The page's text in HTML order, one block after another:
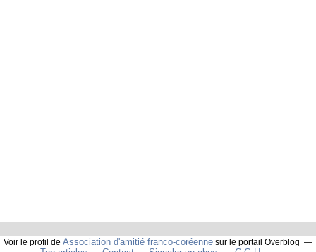
Voir le profil de Association d'amitié franco-coréenne sur le portail Overblog